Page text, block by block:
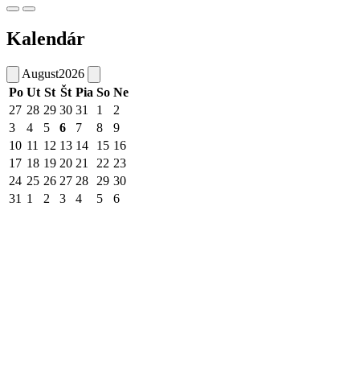
Kalendár
August2026
Po Ut St Št Pia So Ne
27 28 29 30 31 1
2
3
4 5 6 7 8
9
10 11 12 13 14 15 16
17 18 19 20 21 22 23
24 25 26 27 28 29 30
31 1 2 3 4 5 6